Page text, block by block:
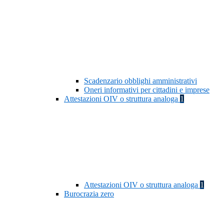
Scadenzario obblighi amministrativi
Oneri informativi per cittadini e imprese
Attestazioni OIV o struttura analoga 1
Attestazioni OIV o struttura analoga 1
Burocrazia zero